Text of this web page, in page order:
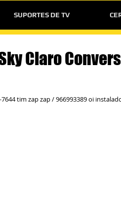
SUPORTES DE TV
Claro
tim zap zap / 966993389 oi